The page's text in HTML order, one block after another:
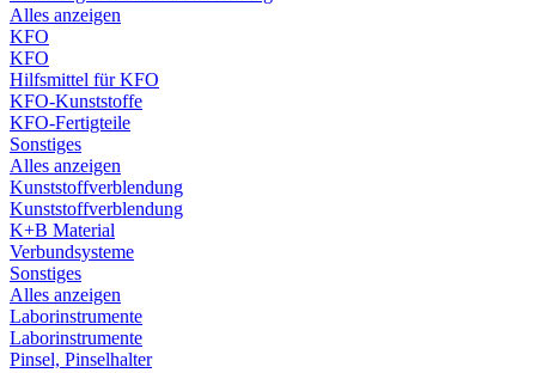
Alles anzeigen
KFO
KFO
Hilfsmittel für KFO
KFO-Kunststoffe
KFO-Fertigteile
Sonstiges
Alles anzeigen
Kunststoffverblendung
Kunststoffverblendung
K+B Material
Verbundsysteme
Sonstiges
Alles anzeigen
Laborinstrumente
Laborinstrumente
Pinsel, Pinselhalter